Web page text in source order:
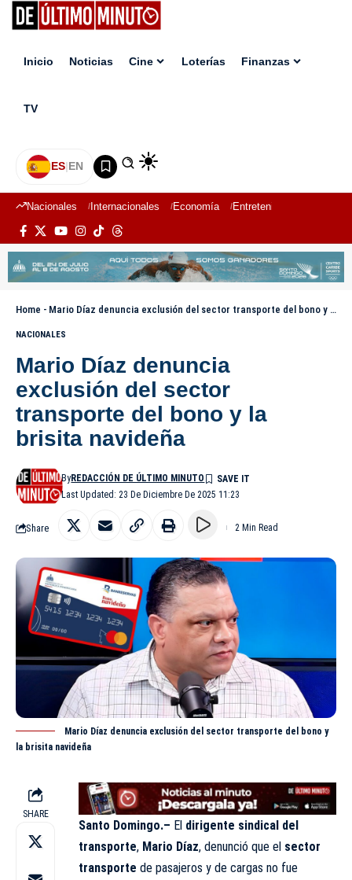
Inicio Noticias Cine Loterías Finanzas
TV
ES|EN
Nacionales Internacionales Economía Entretenimiento
Home - Mario Díaz denuncia exclusión del sector transporte del bono y la brisita navideña
NACIONALES
Mario Díaz denuncia
exclusión del sector
transporte del bono y la
brisita navideña
Last Updated: 23 De Diciembre De 2025 11:23
ByREDACCIÓN DE ÚLTIMO MINUTO
Share 2 Min Read
Mario Díaz denuncia exclusión del sector transporte del bono y
la brisita navideña
SHARE
Santo Domingo.– El dirigente sindical del
transporte, Mario Díaz, denunció que el sector
transporte de pasajeros y de cargas no fue